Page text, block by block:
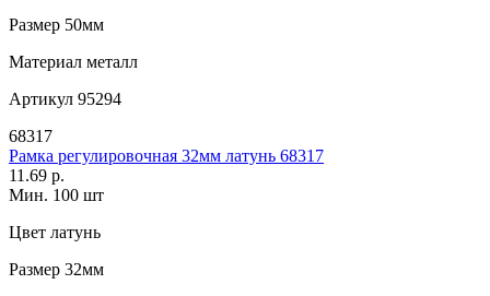
Размер 50мм
Материал металл
Артикул 95294
68317
Рамка регулировочная 32мм латунь 68317
11.69 р.
Мин. 100 шт
Цвет латунь
Размер 32мм